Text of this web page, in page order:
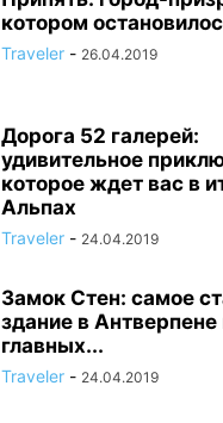
котором
Traveler - 26.04.2019
Дорога 52 галерей:
удивительное
которое ждет вас в
Альпах
Traveler - 24.04.2019
Замок Стен: самое
здание в Антверпене
главных...
Traveler - 24.04.2019